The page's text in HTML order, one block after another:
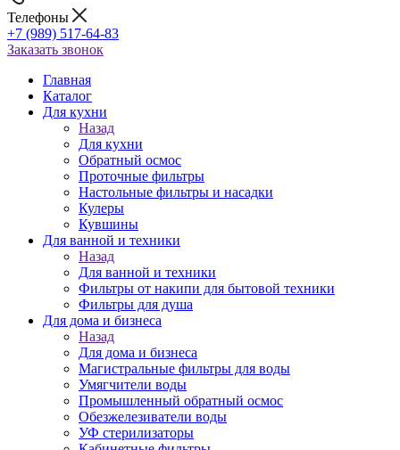
Телефоны
+7 (989) 517-64-83
Заказать звонок
Главная
Каталог
Для кухни
Назад
Для кухни
Обратный осмос
Проточные фильтры
Настольные фильтры и насадки
Кулеры
Кувшины
Для ванной и техники
Назад
Для ванной и техники
Фильтры от накипи для бытовой техники
Фильтры для душа
Для дома и бизнеса
Назад
Для дома и бизнеса
Магистральные фильтры для воды
Умягчители воды
Промышленный обратный осмос
Обезжелезиватели воды
УФ стерилизаторы